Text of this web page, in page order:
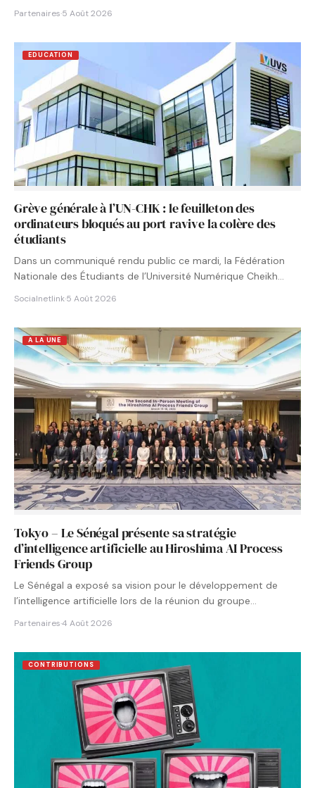
Partenaires·5 Août 2026
EDUCATION
Grève générale à l’UN-CHK : le feuilleton des
ordinateurs bloqués au port ravive la colère des
étudiants
Dans un communiqué rendu public ce mardi, la Fédération
Nationale des Étudiants de l’Université Numérique Cheikh
Socialnetlink·5 Août 2026
A LA UNE
Tokyo – Le Sénégal présente sa stratégie
d’intelligence artificielle au Hiroshima AI Process
Friends Group
Le Sénégal a exposé sa vision pour le développement de
l’intelligence artificielle lors de la réunion du groupe…
Partenaires·4 Août 2026
CONTRIBUTIONS